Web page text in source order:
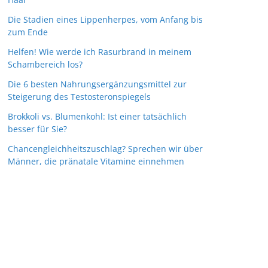
Die Stadien eines Lippenherpes, vom Anfang bis
zum Ende
Helfen! Wie werde ich Rasurbrand in meinem
Schambereich los?
Die 6 besten Nahrungsergänzungsmittel zur
Steigerung des Testosteronspiegels
Brokkoli vs. Blumenkohl: Ist einer tatsächlich
besser für Sie?
Chancengleichheitszuschlag? Sprechen wir über
Männer, die pränatale Vitamine einnehmen